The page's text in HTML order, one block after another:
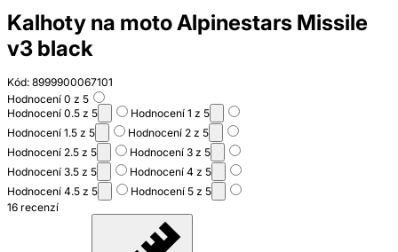
Kalhoty na moto Alpinestars Missile
v3 black
Kód: 8999900067101
Hodnocení 0 z 5
Hodnocení 0.5 z 5
Hodnocení 1 z 5
Hodnocení 1.5 z 5
Hodnocení 2 z 5
Hodnocení 2.5 z 5
Hodnocení 3 z 5
Hodnocení 3.5 z 5
Hodnocení 4 z 5
Hodnocení 4.5 z 5
Hodnocení 5 z 5
16 recenzí